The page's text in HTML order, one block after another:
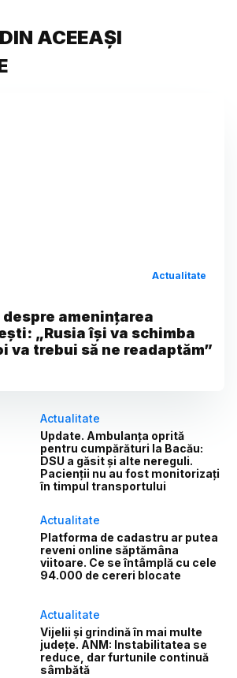
ACEEAȘI
Actualitate
despre amenințarea
„Rusia își va schimba
va trebui să ne readaptăm”
Actualitate
Update. Ambulanța oprită
pentru cumpărături la Bacău:
DSU a găsit și alte nereguli.
Pacienții nu au fost monitorizați
în timpul transportului
Actualitate
Platforma de cadastru ar putea
reveni online săptămâna
viitoare. Ce se întâmplă cu cele
94.000 de cereri blocate
Actualitate
Vijelii și grindină în mai multe
județe. ANM: Instabilitatea se
reduce, dar furtunile continuă
sâmbătă